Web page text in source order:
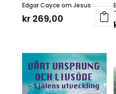
Edgar Cayce om Jesus
kr269,00